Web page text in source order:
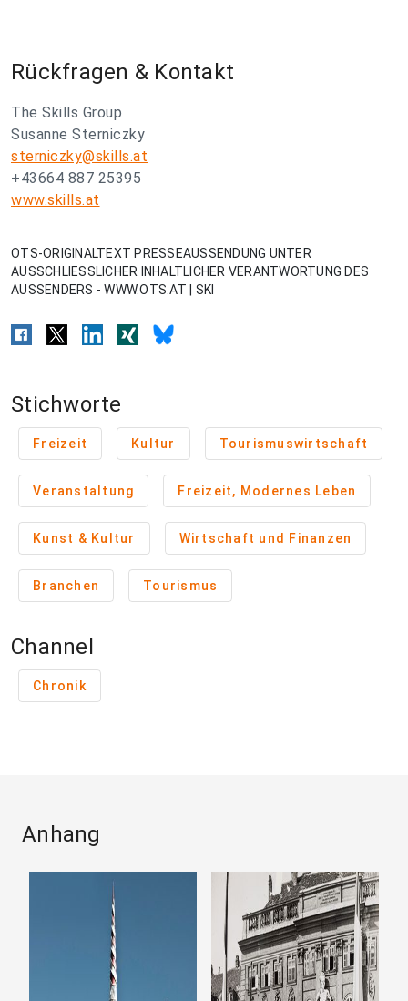
Rückfragen & Kontakt
The Skills Group
Susanne Sterniczky
sterniczky@skills.at
+43664 887 25395
www.skills.at
OTS-ORIGINALTEXT PRESSEAUSSENDUNG UNTER
AUSSCHLIESSLICHER INHALTLICHER VERANTWORTUNG DES
AUSSENDERS - WWW.OTS.AT | SKI
Stichworte
Freizeit Kultur Tourismuswirtschaft
Veranstaltung Freizeit, Modernes Leben
Kunst & Kultur Wirtschaft und Finanzen
Branchen Tourismus
Channel
Chronik
Anhang